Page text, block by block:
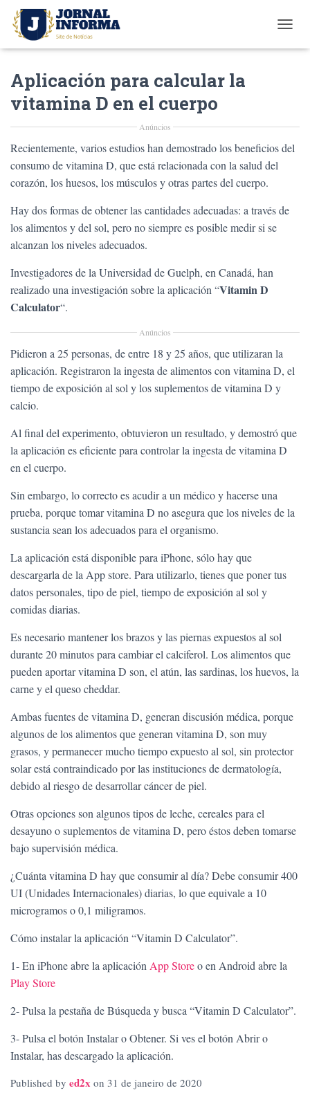
O
A
I
Aplicación para calcular la
vitamina D en el cuerpo
Anúncios
Recientemente, varios estudios han demostrado los beneficios del
consumo de vitamina D, que está relacionada con la salud del
corazón, los huesos, los músculos y otras partes del cuerpo.
Hay dos formas de obtener las cantidades adecuadas: a través de
los alimentos y del sol, pero no siempre es posible medir si se
alcanzan los niveles adecuados.
Investigadores de la Universidad de Guelph, en Canadá, han
realizado una investigación sobre la aplicación “Vitamin D
Calculator“.
Anúncios
Pidieron a 25 personas, de entre 18 y 25 años, que utilizaran la
aplicación. Registraron la ingesta de alimentos con vitamina D, el
tiempo de exposición al sol y los suplementos de vitamina D y
calcio.
Al final del experimento, obtuvieron un resultado, y demostró que
la aplicación es eficiente para controlar la ingesta de vitamina D
en el cuerpo.
Sin embargo, lo correcto es acudir a un médico y hacerse una
prueba, porque tomar vitamina D no asegura que los niveles de la
sustancia sean los adecuados para el organismo.
La aplicación está disponible para iPhone, sólo hay que
descargarla de la App store. Para utilizarlo, tienes que poner tus
datos personales, tipo de piel, tiempo de exposición al sol y
comidas diarias.
Es necesario mantener los brazos y las piernas expuestos al sol
durante 20 minutos para cambiar el calciferol. Los alimentos que
pueden aportar vitamina D son, el atún, las sardinas, los huevos, la
carne y el queso cheddar.
Ambas fuentes de vitamina D, generan discusión médica, porque
algunos de los alimentos que generan vitamina D, son muy
grasos, y permanecer mucho tiempo expuesto al sol, sin protector
solar está contraindicado por las instituciones de dermatología,
debido al riesgo de desarrollar cáncer de piel.
Otras opciones son algunos tipos de leche, cereales para el
desayuno o suplementos de vitamina D, pero éstos deben tomarse
bajo supervisión médica.
¿Cuánta vitamina D hay que consumir al día? Debe consumir 400
UI (Unidades Internacionales) diarias, lo que equivale a 10
microgramos o 0,1 miligramos.
Cómo instalar la aplicación “Vitamin D Calculator”.
1- En iPhone abre la aplicación App Storeo en Android abre la
Play Store
2- Pulsa la pestaña de Búsqueda y busca “Vitamin D Calculator”.
3- Pulsa el botón Instalar o Obtener. Si ves el botón Abrir o
Instalar, has descargado la aplicación.
Published by ed2x on 31 de janeiro de 2020